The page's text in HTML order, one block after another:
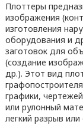
Плоттеры
изображения
изготовления
оборудования и
заготовок для
(создание
др.). Этот вид
графики,
или рулонный
легкий разрыв